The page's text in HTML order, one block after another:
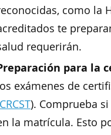
como la
te
requerirán.
para la
exámenes de
CRCST). Comprueba
la matrícula. Esto